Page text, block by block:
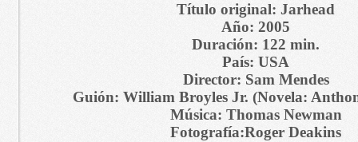
Título original: Jarhead
Año: 2005
Duración: 122 min.
País: USA
Director: Sam Mendes
Guión: William Broyles Jr. (Novela:
Música: Thomas Newman
Fotografía:Roger Deakins